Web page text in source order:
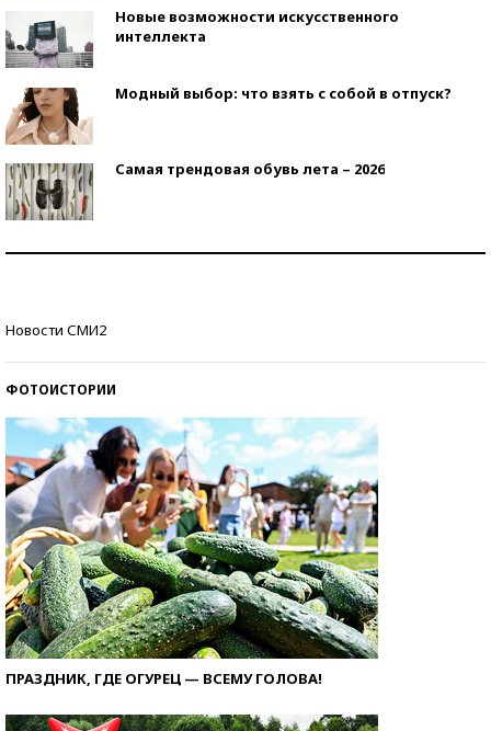
Новые возможности искусственного
интеллекта
Модный выбор: что взять с собой в отпуск?
Самая трендовая обувь лета – 2026
Новости СМИ2
ФОТОИСТОРИИ
ПРАЗДНИК, ГДЕ ОГУРЕЦ — ВСЕМУ ГОЛОВА!